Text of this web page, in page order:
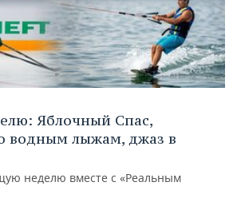
Яблочный Спас,
водным лыжам, джаз в
неделю вместе с «Реальным